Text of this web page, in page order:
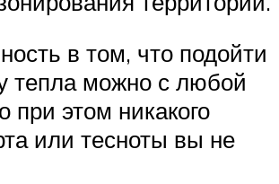
в том, что подойти
тепла можно с любой
при этом никакого
или тесноты вы не